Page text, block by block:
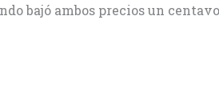
bajó ambos precios un